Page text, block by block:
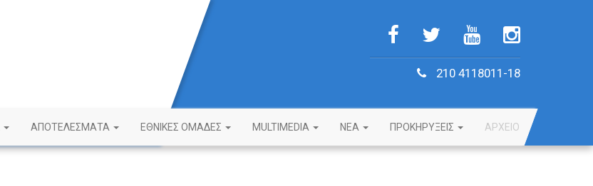
210 4118011-18
ΑΠΟΤΕΛΕΣΜΑΤΑ ΕΘΝΙΚΕΣ ΟΜΑΔΕΣ MULTIMEDIA NEA ΠΡΟΚΗΡΥΞΕΙΣ ΑΡΧΕΙΟ